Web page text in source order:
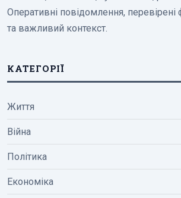
Оперативні повідомлення, перевірені
та важливий контекст.
КАТЕГОРІЇ
Життя
Війна
Політика
Економіка